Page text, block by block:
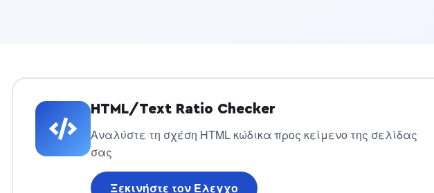
HTML/Text Ratio Checker
Αναλύστε τη σχέση HTML κώδικα προς κείμενο της σελίδας
σας
Ξεκινήστε τον Έλεγχο